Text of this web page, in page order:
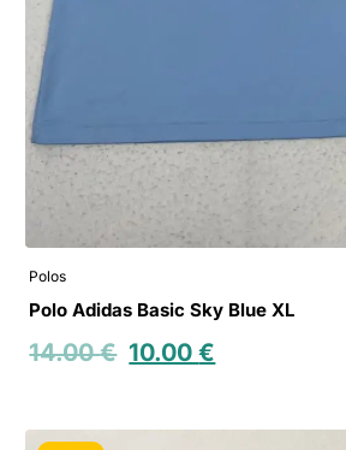
Polos
Polo Adidas Basic Sky Blue XL
14.00€ 10.00€